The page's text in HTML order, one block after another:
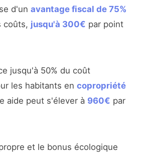
d'un avantage fiscal de 75%
coûts, jusqu'à 300€ par point
jusqu'à 50% du coût
les habitants en copropriété
aide peut s'élever à 960€ par
et le bonus écologique